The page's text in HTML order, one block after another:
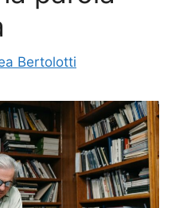
Bertolotti